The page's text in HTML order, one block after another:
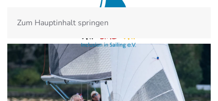
Zum Hauptinhalt springen